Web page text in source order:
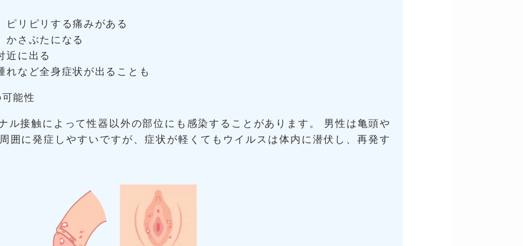
ピリピリする痛みがある
かさぶたになる
近に出る
れなど全身症状が出ることも
能性
ル接触によって性器以外の部位にも感染することがあります。 男性は亀頭や
囲に発症しやすいですが、症状が軽くてもウイルスは体内に潜伏し、再発す